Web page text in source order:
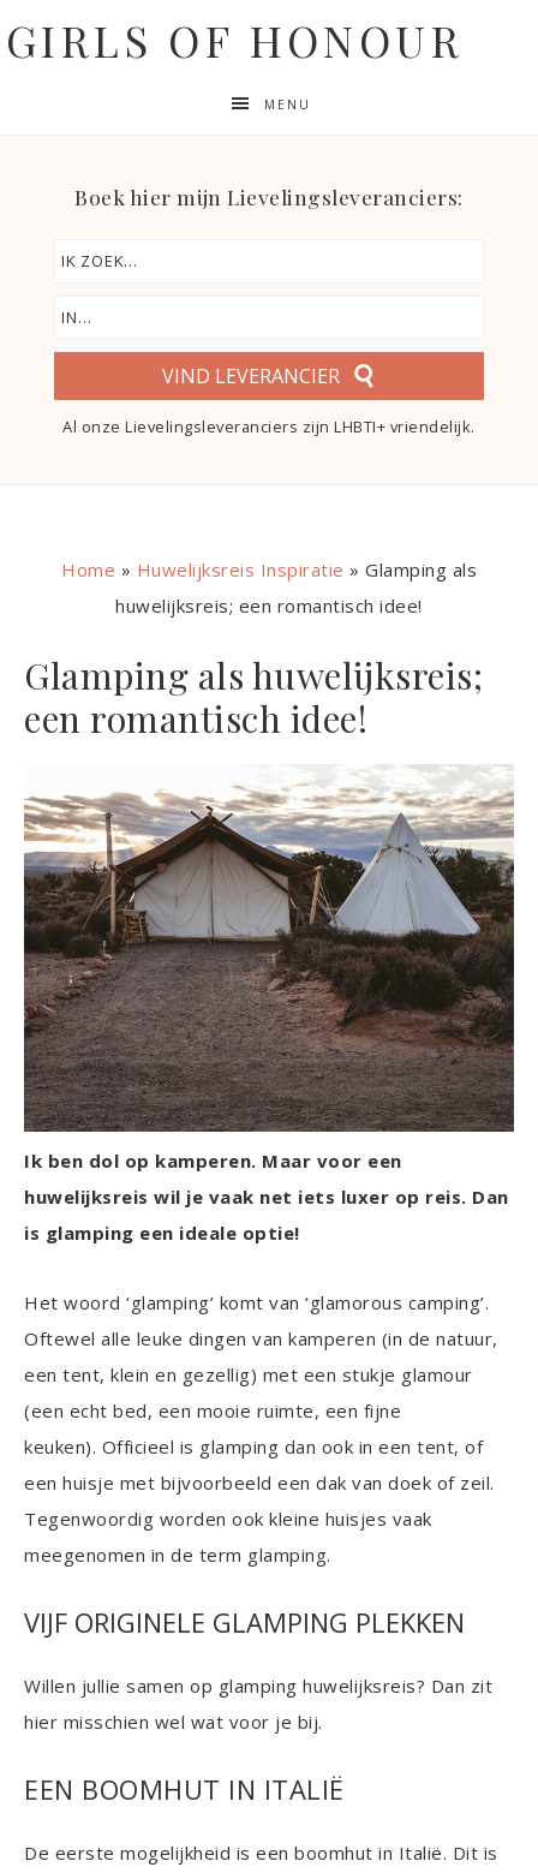
GIRLS OF HONOUR
MENU
Boek hier mijn Lievelingsleveranciers:
VIND LEVERANCIER
Al onze Lievelingsleveranciers zijn LHBTI+ vriendelijk.
Home » Huwelijksreis Inspiratie » Glamping als
huwelijksreis; een romantisch idee!
Glamping als huwelijksreis;
een romantisch idee!
Ik ben dol op kamperen. Maar voor een
huwelijksreis wil je vaak net iets luxer op reis. Dan
is glamping een ideale optie!
Het woord ‘glamping’ komt van ‘glamorous camping’.
Oftewel alle leuke dingen van kamperen (in de natuur,
een tent, klein en gezellig) met een stukje glamour
(een echt bed, een mooie ruimte, een fijne
keuken). Officieel is glamping dan ook in een tent, of
een huisje met bijvoorbeeld een dak van doek of zeil.
Tegenwoordig worden ook kleine huisjes vaak
meegenomen in de term glamping.
VIJF ORIGINELE GLAMPING PLEKKEN
Willen jullie samen op glamping huwelijksreis? Dan zit
hier misschien wel wat voor je bij.
EEN BOOMHUT IN ITALIË
De eerste mogelijkheid is een boomhut in Italië. Dit is